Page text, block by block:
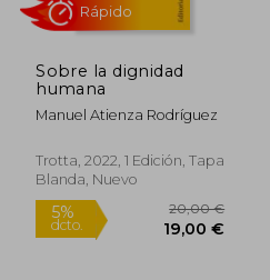
Sobre la dignidad
humana
Manuel Atienza Rodríguez
Trotta, 2022, 1 Edición, Tapa
Blanda, Nuevo
Rápido